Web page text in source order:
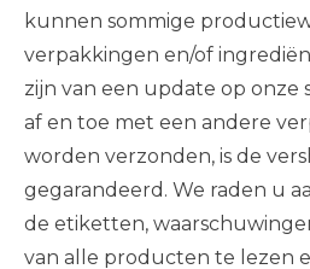
kunnen sommige
verpakkingen en/of
zijn van een update op onze
af ​​en toe met een andere
worden verzonden, is de
gegarandeerd. We raden u
de etiketten,
van alle producten te lezen